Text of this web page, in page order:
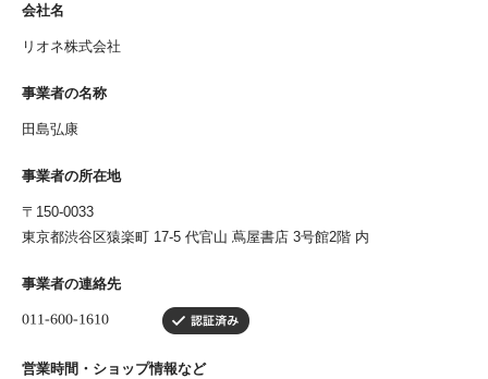
会社名
リオネ株式会社
事業者の名称
田島弘康
事業者の所在地
〒150-0033
東京都渋谷区猿楽町 17-5 代官山 蔦屋書店 3号館2階 内
事業者の連絡先
営業時間・ショップ情報など